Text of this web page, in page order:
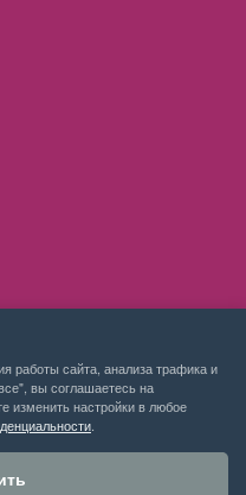
работы сайта, анализа трафика и
вы соглашаетесь на
изменить настройки в любое